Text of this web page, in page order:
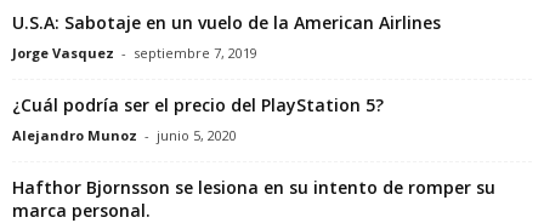
U.S.A: Sabotaje en un vuelo de la American Airlines
Jorge Vasquez - septiembre 7, 2019
¿Cuál podría ser el precio del PlayStation 5?
Alejandro Munoz - junio 5, 2020
Hafthor Bjornsson se lesiona en su intento de romper su
marca personal.